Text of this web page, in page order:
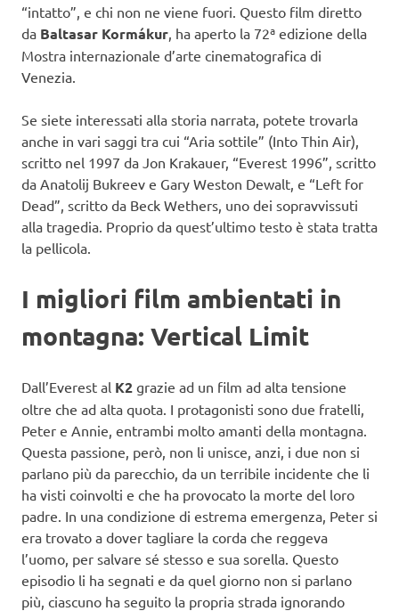
“intatto”, e chi non ne viene fuori. Questo film diretto
da Baltasar Kormákur , ha aperto la 72ª edizione della
Mostra internazionale d’arte cinematografica di
Venezia.
Se siete interessati alla storia narrata, potete trovarla
anche in vari saggi tra cui “Aria sottile” (Into Thin Air),
scritto nel 1997 da Jon Krakauer, “Everest 1996”, scritto
da Anatolij Bukreev e Gary Weston Dewalt, e “Left for
Dead”, scritto da Beck Wethers, uno dei sopravvissuti
alla tragedia. Proprio da quest’ultimo testo è stata tratta
la pellicola.
I migliori film ambientati in
montagna: Vertical Limit
Dall’Everest al K2 grazie ad un film ad alta tensione
oltre che ad alta quota. I protagonisti sono due fratelli,
Peter e Annie, entrambi molto amanti della montagna.
Questa passione, però, non li unisce, anzi, i due non si
parlano più da parecchio, da un terribile incidente che li
ha visti coinvolti e che ha provocato la morte del loro
padre. In una condizione di estrema emergenza, Peter si
era trovato a dover tagliare la corda che reggeva
l’uomo, per salvare sé stesso e sua sorella. Questo
episodio li ha segnati e da quel giorno non si parlano
più, ciascuno ha seguito la propria strada ignorando